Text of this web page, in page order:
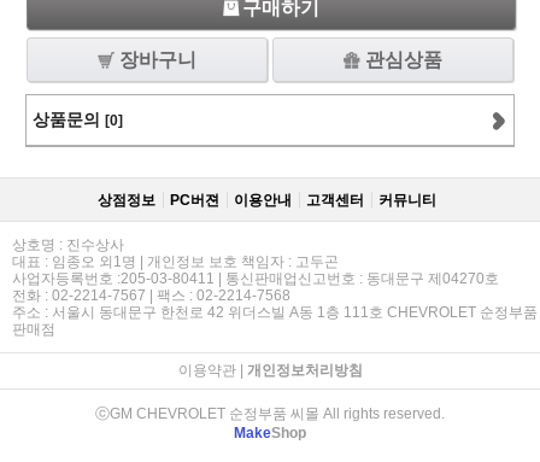
구매하기
장바구니 관심상품
상품문의 [0]
상점정보 PC버젼 이용안내 고객센터 커뮤니티
상호명 : 진수상사
대표 : 임종오 외1명 | 개인정보 보호 책임자 : 고두곤
사업자등록번호 :205-03-80411 | 통신판매업신고번호 : 동대문구 제04270호
전화 : 02-2214-7567 | 팩스 : 02-2214-7568
주소 : 서울시 동대문구 한천로 42 위더스빌 A동 1층 111호 CHEVROLET 순정부품
판매점
이용약관| 개인정보처리방침
ⓒGM CHEVROLET 순정부품 씨몰 All rights reserved.
MakeShop